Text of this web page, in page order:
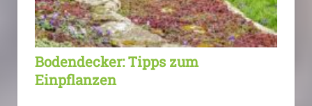
Bodendecker: Tipps zum
Einpflanzen